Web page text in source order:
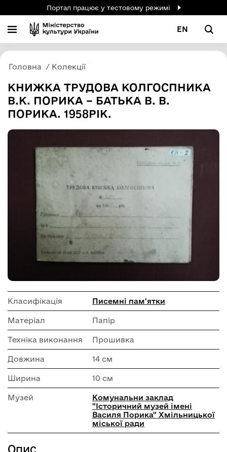
Портал працює у тестовому режимі
EN
Головна Колекції
КНИЖКА ТРУДОВА КОЛГОСПНИКА
В.К. ПОРИКА – БАТЬКА В. В.
ПОРИКА. 1958РІК.
Класифікація Писемні пам'ятки
Матеріал Папір
Техніка виконання Прошивка
Довжина 14 см
Ширина 10 см
Музей
Комунальни заклад
"Історичний музей імені
Василя Порика" Хмільницької
міської ради
Опис